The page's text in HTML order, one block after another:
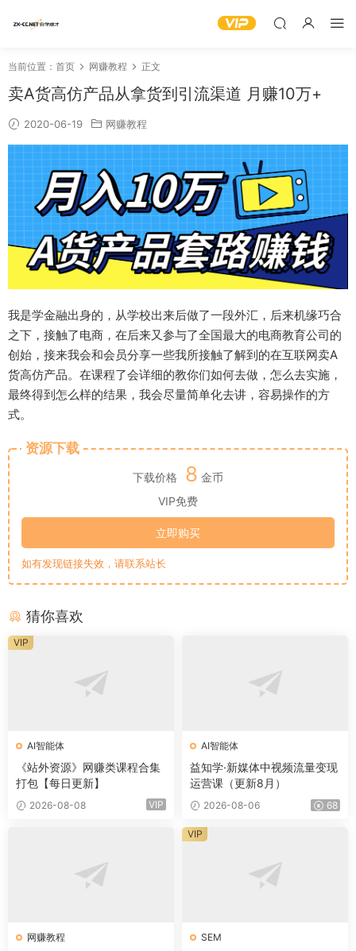
当前位置： 首页 网赚教程 正文
卖A货高仿产品从拿货到引流渠道 月赚10万+
2020-06-19 网赚教程
我是学金融出身的，从学校出来后做了一段外汇，后来机缘巧合
之下，接触了电商，在后来又参与了全国最大的电商教育公司的
创始，接来我会和会员分享一些我所接触了解到的在互联网卖A
货高仿产品。在课程了会详细的教你们如何去做，怎么去实施，
最终得到怎么样的结果，我会尽量简单化去讲，容易操作的方
式。
资源下载
下载价格 8 金币
VIP免费
立即购买
如有发现链接失效，请联系站长
猜你喜欢
AI智能体
《站外资源》网赚类课程合集
打包【每日更新】
2026-08-08 VIP
VIP
AI智能体
益知学·新媒体中视频流量变现
运营课（更新8月）
2026-08-06 68
网赚教程 SEM
VIP